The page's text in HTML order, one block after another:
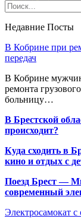
Недавние Посты
В Кобрине при
передач
В Кобрине
ремонта
больницу…
В Брестской
происходит?
Куда сходить в
кино и отдых с
Поезд Брест —
современный
Электросамокат с